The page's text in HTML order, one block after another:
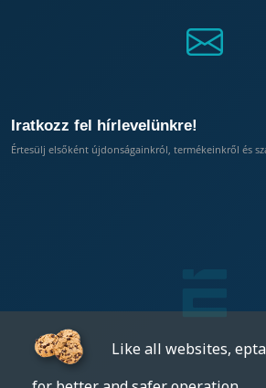
Iratkozz fel hírlevelünkre!
Értesülj elsőként újdonságainkról, termékeinkről és
Like all websites,